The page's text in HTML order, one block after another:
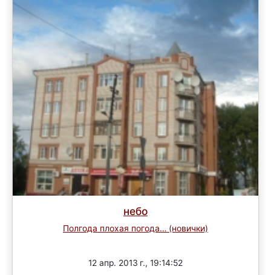
небо
Полгода плохая погода… (новички)
12 апр. 2013 г., 19:14:52